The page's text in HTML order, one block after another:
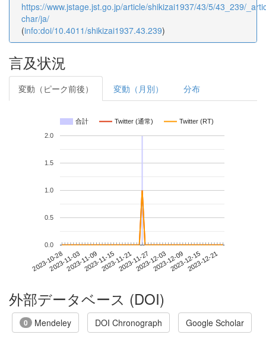
https://www.jstage.jst.go.jp/article/shikizai1937/43/5/43_239/
char/ja/
(info:doi/10.4011/shikizai1937.43.239)
言及状況
変動（ピーク前後） 変動（月別） 分布
合計 Twitter (通常) Twitter (RT)
2023-10-282023-11-032023-11-092023-11-152023-11-212023-11-272023-12-032023-12-092023-12-152023-12-21
0.0
0.5
1.0
1.5
2.0
外部データベース (DOI)
0 Mendeley DOI Chronograph Google Scholar